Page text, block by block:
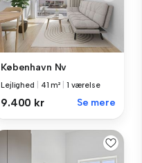
København Nv
Lejlighed 41 m² 1 værelse
9.400 kr Se mere